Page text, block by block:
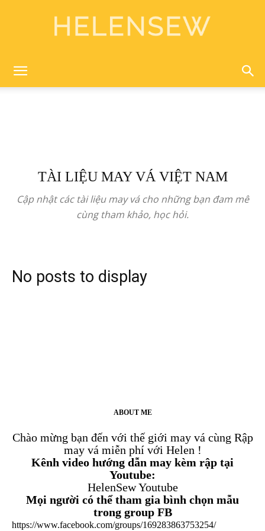
TÀI LIỆU MAY VÁ VIỆT NAM
Cập nhật các tài liệu may vá cho những bạn đam mê
cùng tham khảo, học hỏi.
No posts to display
ABOUT ME
Chào mừng bạn đến với thế giới may vá cùng Rập
may vá miễn phí với Helen !
Kênh video hướng dẫn may kèm rập tại
Youtube:
HelenSew Youtube
Mọi người có thể tham gia bình chọn mẫu
trong group FB
https://www.facebook.com/groups/169283863753254/